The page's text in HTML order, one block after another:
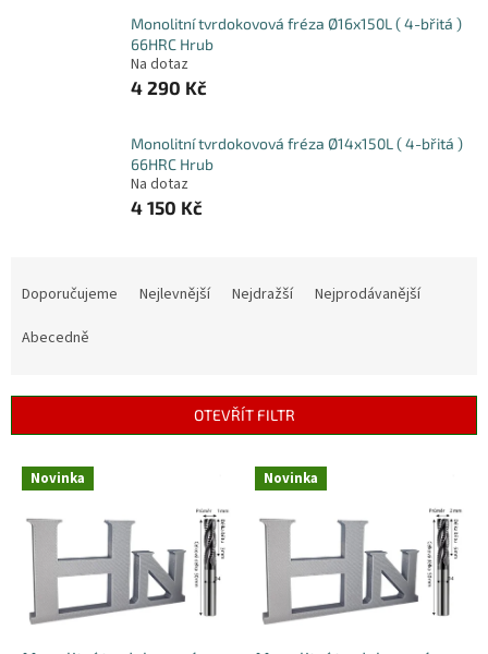
Monolitní tvrdokovová fréza Ø16x150L ( 4-břitá )
66HRC Hrub
Na dotaz
4 290 Kč
Monolitní tvrdokovová fréza Ø14x150L ( 4-břitá )
66HRC Hrub
Na dotaz
4 150 Kč
r
Doporučujeme Nejlevnější Nejdražší
Nejprodávanější
Abecedně
OTEVŘÍT FILTR
V Novinka Novinka